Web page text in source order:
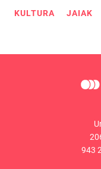
KULTURA JAIAK
943